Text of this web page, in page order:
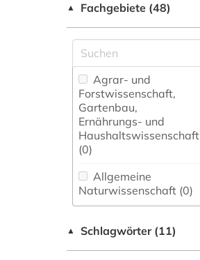
▲ Fachgebiete (48)
Agrar- und
Forstwissenschaft,
Gartenbau,
Ernährungs- und
Haushaltswissenschaft
(0)
Allgemeine
Naturwissenschaft (0)
fachübergreifende
▲ Schlagwörter (11)